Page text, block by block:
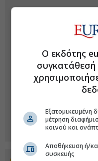
Ο εκδότης
συγκατάθεσή
Εξατομικευμένη
μέτρηση
κοινού και
Αποθήκευση ή/
συσκευής